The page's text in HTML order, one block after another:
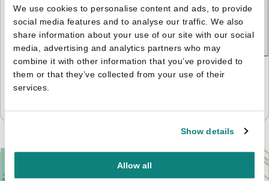
We use cookies to personalise content and ads, to provide
social media features and to analyse our traffic. We also
share information about your use of our site with our social
media, advertising and analytics partners who may
combine it with other information that you’ve provided to
them or that they’ve collected from your use of their
services.
Show details
Allow all
Nijntje - Doeboek 4 -
Kijken, kleuren, knutselen
€5,99 €4,99